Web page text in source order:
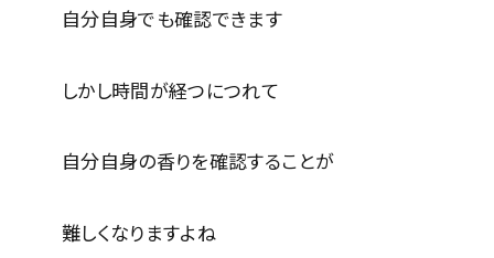
自分自身でも確認できます
しかし時間が経つにつれて
自分自身の香りを確認することが
難しくなりますよね